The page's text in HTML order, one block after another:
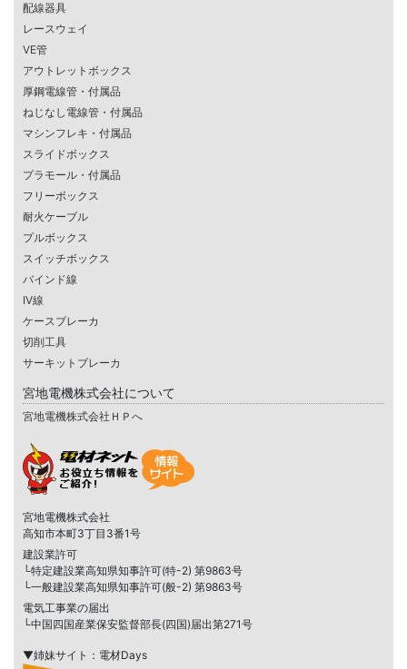
配線器具
レースウェイ
VE管
アウトレットボックス
厚鋼電線管・付属品
ねじなし電線管・付属品
マシンフレキ・付属品
スライドボックス
プラモール・付属品
フリーボックス
耐火ケーブル
プルボックス
スイッチボックス
バインド線
IV線
ケースブレーカ
切削工具
サーキットブレーカ
宮地電機株式会社について
宮地電機株式会社ＨＰへ
宮地電機株式会社
高知市本町3丁目3番1号
建設業許可
└特定建設業高知県知事許可(特-2) 第9863号
└一般建設業高知県知事許可(般-2) 第9863号
電気工事業の届出
└中国四国産業保安監督部長(四国)届出第271号
▼姉妹サイト：電材Days